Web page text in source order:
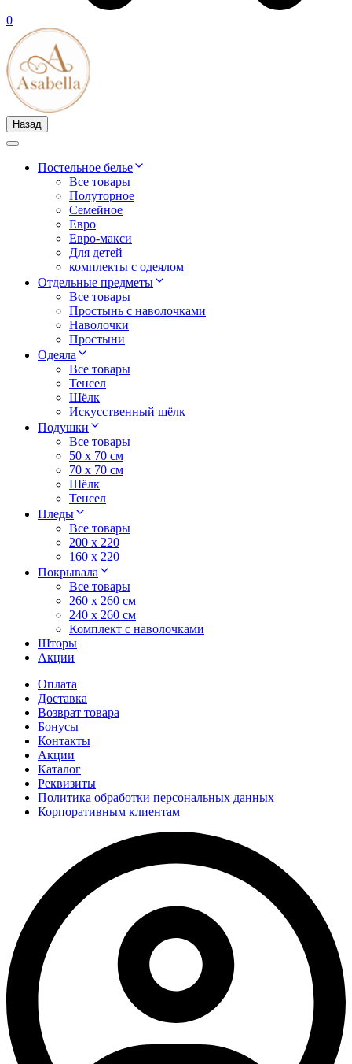
0
Назад
Постельное белье
Все товары
Полуторное
Семейное
Евро
Евро-макси
Для детей
комплекты с одеялом
Отдельные предметы
Все товары
Простынь с наволочками
Наволочки
Простыни
Одеяла
Все товары
Тенсел
Шёлк
Искусственный шёлк
Подушки
Все товары
50 x 70 см
70 x 70 см
Шёлк
Тенсел
Пледы
Все товары
200 х 220
160 х 220
Покрывала
Все товары
260 x 260 см
240 х 260 см
Комплект с наволочками
Шторы
Акции
Оплата
Доставка
Возврат товара
Бонусы
Контакты
Акции
Каталог
Реквизиты
Политика обработки персональных данных
Корпоративным клиентам